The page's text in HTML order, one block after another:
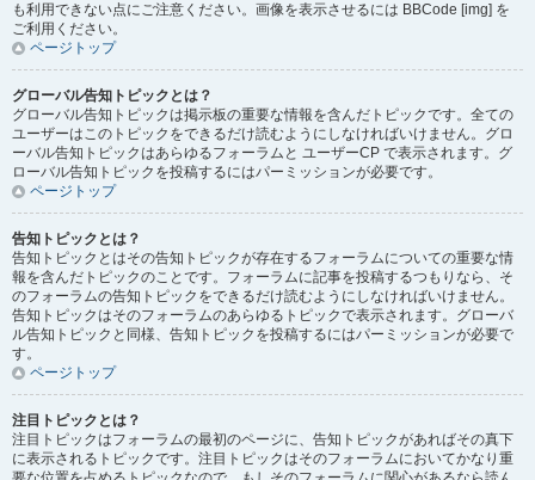
も利用できない点にご注意ください。画像を表示させるには BBCode [img] を
ご利用ください。
ページトップ
グローバル告知トピックとは？
グローバル告知トピックは掲示板の重要な情報を含んだトピックです。全ての
ユーザーはこのトピックをできるだけ読むようにしなければいけません。グロ
ーバル告知トピックはあらゆるフォーラムと ユーザーCP で表示されます。グ
ローバル告知トピックを投稿するにはパーミッションが必要です。
ページトップ
告知トピックとは？
告知トピックとはその告知トピックが存在するフォーラムについての重要な情
報を含んだトピックのことです。フォーラムに記事を投稿するつもりなら、そ
のフォーラムの告知トピックをできるだけ読むようにしなければいけません。
告知トピックはそのフォーラムのあらゆるトピックで表示されます。グローバ
ル告知トピックと同様、告知トピックを投稿するにはパーミッションが必要で
す。
ページトップ
注目トピックとは？
注目トピックはフォーラムの最初のページに、告知トピックがあればその真下
に表示されるトピックです。注目トピックはそのフォーラムにおいてかなり重